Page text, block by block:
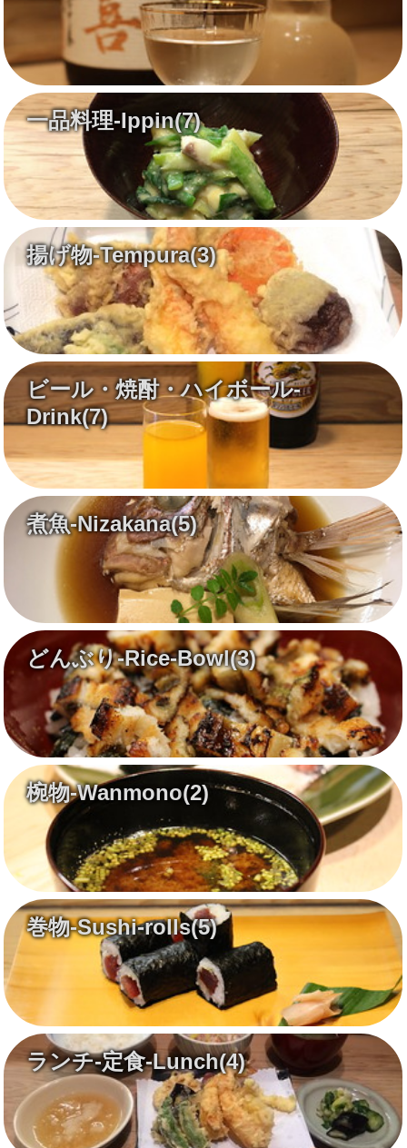
一品料理-Ippin(7)
揚げ物-Tempura(3)
ビール・焼酎・ハイボール-
Drink(7)
煮魚-Nizakana(5)
どんぶり-Rice-Bowl(3)
椀物-Wanmono(2)
巻物-Sushi-rolls(5)
ランチ-定食-Lunch(4)